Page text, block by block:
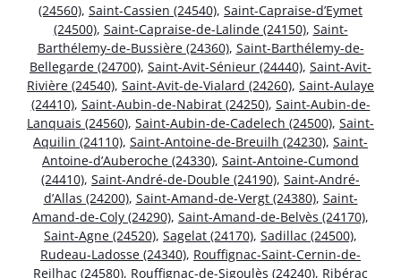
(24560), Saint-Cassien (24540), Saint-Capraise-d’Eymet
(24500), Saint-Capraise-de-Lalinde (24150), Saint-
Barthélemy-de-Bussière (24360), Saint-Barthélemy-de-
Bellegarde (24700), Saint-Avit-Sénieur (24440), Saint-Avit-
Rivière (24540), Saint-Avit-de-Vialard (24260), Saint-Aulaye
(24410), Saint-Aubin-de-Nabirat (24250), Saint-Aubin-de-
Lanquais (24560), Saint-Aubin-de-Cadelech (24500), Saint-
Aquilin (24110), Saint-Antoine-de-Breuilh (24230), Saint-
Antoine-d’Auberoche (24330), Saint-Antoine-Cumond
(24410), Saint-André-de-Double (24190), Saint-André-
d’Allas (24200), Saint-Amand-de-Vergt (24380), Saint-
Amand-de-Coly (24290), Saint-Amand-de-Belvès (24170),
Saint-Agne (24520), Sagelat (24170), Sadillac (24500),
Rudeau-Ladosse (24340), Rouffignac-Saint-Cernin-de-
Reilhac (24580), Rouffignac-de-Sigoulès (24240), Ribérac